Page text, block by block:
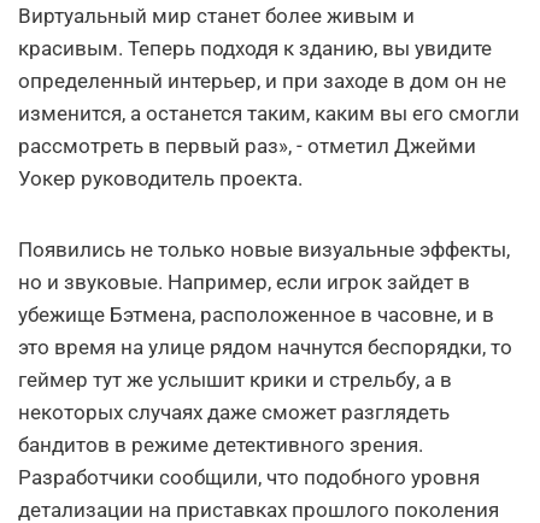
Виртуальный мир станет более живым и
красивым. Теперь подходя к зданию, вы увидите
определенный интерьер, и при заходе в дом он не
изменится, а останется таким, каким вы его смогли
рассмотреть в первый раз», - отметил Джейми
Уокер руководитель проекта.
Появились не только новые визуальные эффекты,
но и звуковые. Например, если игрок зайдет в
убежище Бэтмена, расположенное в часовне, и в
это время на улице рядом начнутся беспорядки, то
геймер тут же услышит крики и стрельбу, а в
некоторых случаях даже сможет разглядеть
бандитов в режиме детективного зрения.
Разработчики сообщили, что подобного уровня
детализации на приставках прошлого поколения